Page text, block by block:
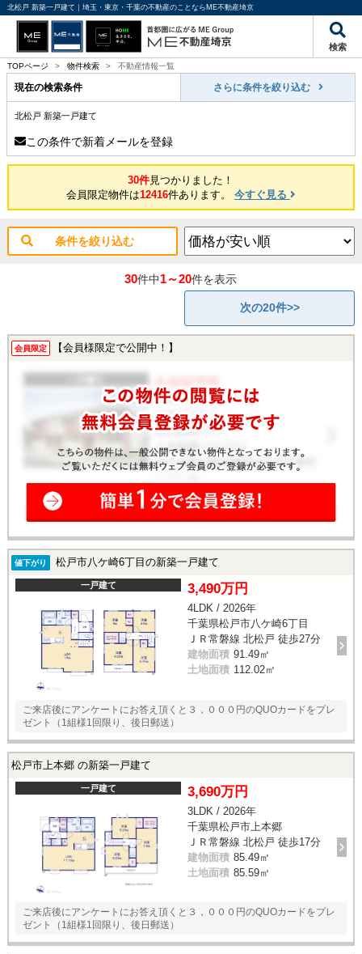
北松戸 新築一戸建て｜埼玉・東京・千葉の不動産のことならME不動産埼京
検索
TOPページ > 物件検索 > 不動産情報一覧
現在の検索条件 さらに条件を絞り込む
北松戸 新築一戸建て
この条件で新着メールを登録
30件見つかりました！
会員限定物件は12416件あります。 今すぐ見る
条件を絞り込む
30件中1～20件を表示
次の20件>>
会員限定 【会員様限定で公開中！】
値下がり 松戸市八ケ崎6丁目の新築一戸建て
一戸建て 3,490万円
4LDK / 2026年
千葉県松戸市八ケ崎6丁目
ＪＲ常磐線 北松戸 徒歩27分
建物面積 91.49㎡
土地面積 112.02㎡
ご来店後にアンケートにお答え頂くと３，０００円のQUOカードをプレ
ゼント（1組様1回限り、後日郵送）
松戸市上本郷 の新築一戸建て
一戸建て 3,690万円
3LDK / 2026年
千葉県松戸市上本郷
ＪＲ常磐線 北松戸 徒歩17分
建物面積 85.49㎡
土地面積 85.59㎡
ご来店後にアンケートにお答え頂くと３，０００円のQUOカードをプレ
ゼント（1組様1回限り、後日郵送）